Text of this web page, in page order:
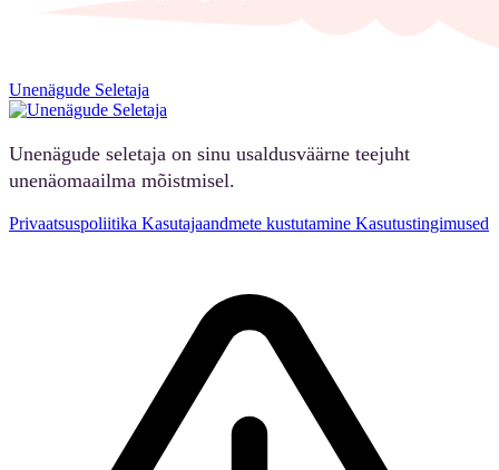
Unenägude Seletaja
Unenägude seletaja on sinu usaldusväärne teejuht
unenäomaailma mõistmisel.
Privaatsuspoliitika Kasutajaandmete kustutamine Kasutustingimused